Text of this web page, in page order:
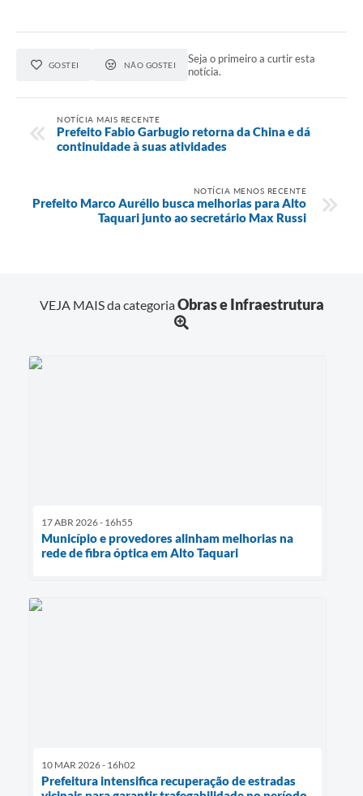
GOSTEI NÃO GOSTEI
Seja o primeiro a curtir esta
notícia.
NOTÍCIA MAIS RECENTE
Prefeito Fabio Garbugio retorna da China e dá
continuidade à suas atividades
NOTÍCIA MENOS RECENTE
Prefeito Marco Aurélio busca melhorias para Alto
Taquari junto ao secretário Max Russi
VEJA MAIS da categoriaObras e Infraestrutura
17 ABR 2026 - 16h55
Município e provedores alinham melhorias na
rede de fibra óptica em Alto Taquari
10 MAR 2026 - 16h02
Prefeitura intensifica recuperação de estradas